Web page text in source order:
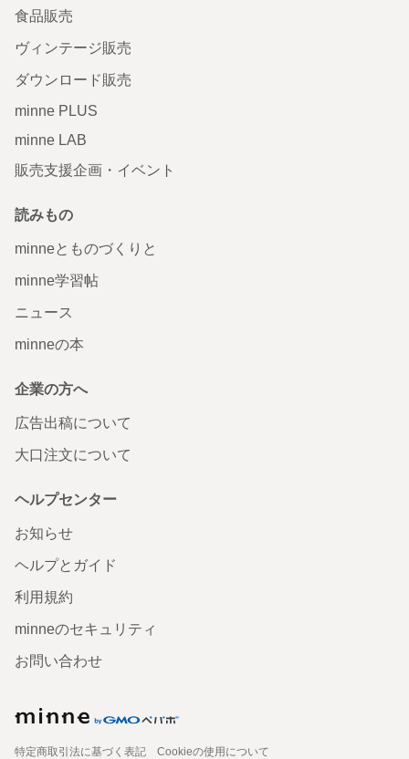
食品販売
ヴィンテージ販売
ダウンロード販売
minne PLUS
minne LAB
販売支援企画・イベント
読みもの
minneとものづくりと
minne学習帖
ニュース
minneの本
企業の方へ
広告出稿について
大口注文について
ヘルプセンター
お知らせ
ヘルプとガイド
利用規約
minneのセキュリティ
お問い合わせ
特定商取引法に基づく表記
Cookieの使用について